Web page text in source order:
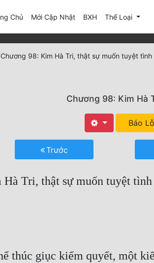
Chủ Mới Cập Nhật(current)
BXH Thể Loại
Chương 98: Kim Hà Tri, thật sự muốn tuyệt
Chương 98: Kim Hà
Báo
Trước
Tri, thật sự muốn tuyệt tình
thúc giục kiếm quyết, một